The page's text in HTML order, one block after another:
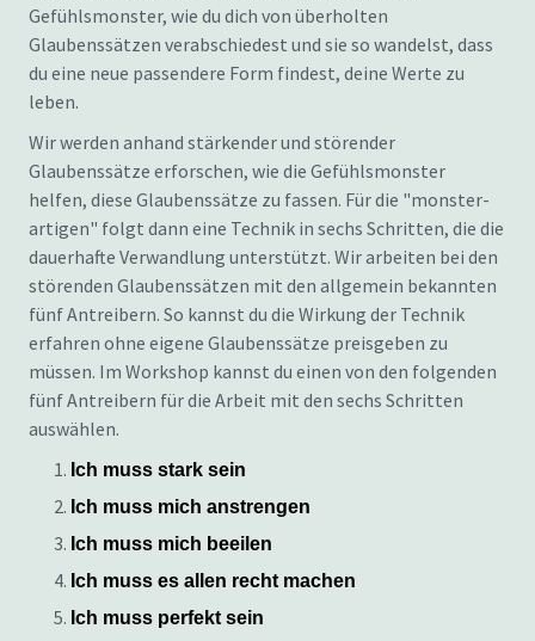
Gefühlsmonster, wie du dich von überholten
Glaubenssätzen verabschiedest und sie so wandelst, dass
du eine neue passendere Form findest, deine Werte zu
leben.
Wir werden anhand stärkender und störender
Glaubenssätze erforschen, wie die Gefühlsmonster
helfen, diese Glaubenssätze zu fassen. Für die "monster-
artigen" folgt dann eine Technik in sechs Schritten, die die
dauerhafte Verwandlung unterstützt. Wir arbeiten bei den
störenden Glaubenssätzen mit den allgemein bekannten
fünf Antreibern. So kannst du die Wirkung der Technik
erfahren ohne eigene Glaubenssätze preisgeben zu
müssen. Im Workshop kannst du einen von den folgenden
fünf Antreibern für die Arbeit mit den sechs Schritten
auswählen.
Ich muss stark sein
Ich muss mich anstrengen
Ich muss mich beeilen
Ich muss es allen recht machen
Ich muss perfekt sein